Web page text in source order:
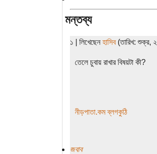
মন্তব্য
১ | লিখেছেন হাসিব(তারিখ: শুক্র,
তেলে চুবায় রাখার বিষয়টা কী?
নীড়পাতা.কম ব্লগকুঠি
জবাব